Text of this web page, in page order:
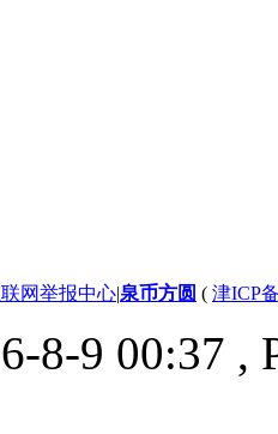
网举报中心|泉币方圆 ( 津ICP
8-9 00:37 ,